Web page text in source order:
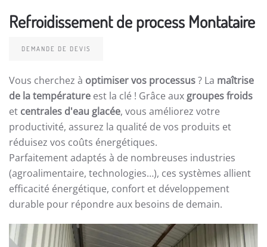
Refroidissement de process Montataire
DEMANDE DE DEVIS
Vous cherchez à optimiser vos processus? La maîtrise
de la température est la clé ! Grâce aux groupes froids
et centrales d'eau glacée, vous améliorez votre
productivité, assurez la qualité de vos produits et
réduisez vos coûts énergétiques.
Parfaitement adaptés à de nombreuses industries
(agroalimentaire, technologies…), ces systèmes allient
efficacité énergétique, confort et développement
durable pour répondre aux besoins de demain.